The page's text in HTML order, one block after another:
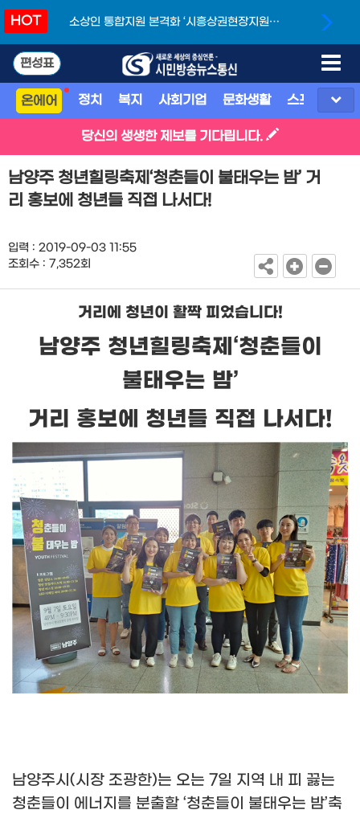
HOT
소상인 통합지원 본격화 ‘시흥상권현장지원단’
편성표
온에어 정치 복지 사회기업 문화생활 스포츠 지
당신의 생생한 제보를 기다립니다.
남양주 청년힐링축제‘청춘들이 불태우는 밤’ 거
리 홍보에 청년들 직접 나서다!
입력 : 2019-09-03 11:55
조회수 : 7,352회
거리에 청년이 활짝 피었습니다!
남양주 청년힐링축제 ‘청춘들이
불태우는 밤’
거리 홍보에 청년들 직접 나서다!
남양주시 (시장 조광한)는 오는 7일 지역 내 피 끓는
청춘들이 에너지를 분출할 ‘청춘들이 불태우는 밤’축